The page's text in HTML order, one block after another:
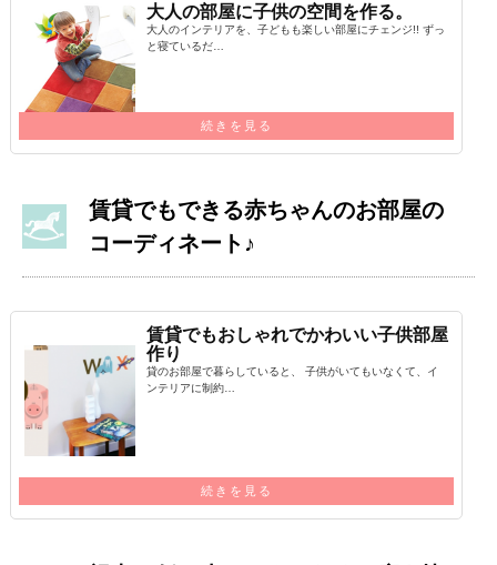
大人の部屋に子供の空間を作る。
大人のインテリアを、子どもも楽しい部屋にチェンジ!! ずっ
と寝ているだ…
続きを見る
賃貸でもできる赤ちゃんのお部屋の
コーディネート♪
賃貸でもおしゃれでかわいい子供部屋
作り
貸のお部屋で暮らしていると、 子供がいてもいなくて、イ
ンテリアに制約…
続きを見る